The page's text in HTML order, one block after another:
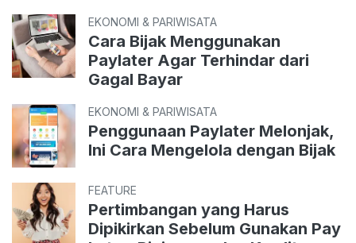
EKONOMI & PARIWISATA
Cara Bijak Menggunakan
Paylater Agar Terhindar dari
Gagal Bayar
EKONOMI & PARIWISATA
Penggunaan Paylater Melonjak,
Ini Cara Mengelola dengan Bijak
FEATURE
Pertimbangan yang Harus
Dipikirkan Sebelum Gunakan Pay